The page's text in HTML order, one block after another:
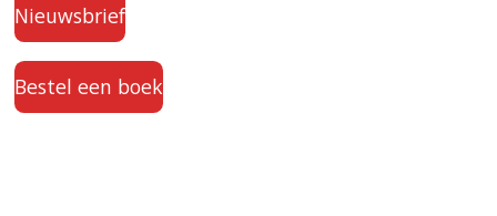
Nieuwsbrief
Bestel een boek